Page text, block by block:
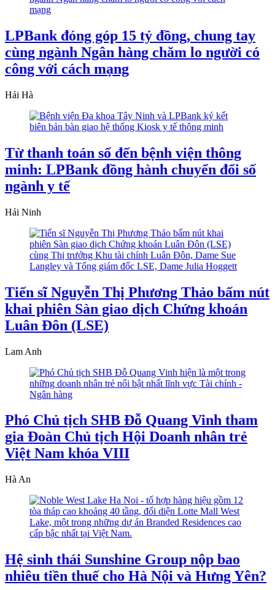
LPBank đóng góp 15 tỷ đồng, chung tay
cùng ngành Ngân hàng chăm lo người có
công với cách mạng
Hải Hà
Từ thanh toán số đến bệnh viện thông
minh: LPBank đồng hành chuyển đổi số
ngành y tế
Hải Ninh
Tiến sĩ Nguyễn Thị Phương Thảo bấm nút
khai phiên Sàn giao dịch Chứng khoán
Luân Đôn (LSE)
Lam Anh
Phó Chủ tịch SHB Đỗ Quang Vinh tham
gia Đoàn Chủ tịch Hội Doanh nhân trẻ
Việt Nam khóa VIII
Hà An
Hệ sinh thái Sunshine Group nộp bao
nhiêu tiền thuế cho Hà Nội và Hưng Yên?